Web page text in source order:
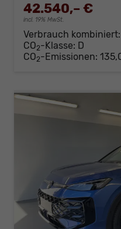
42.540,– €
incl. 19% MwSt.
Verbrauch kombiniert:
CO2-Klasse: D
CO2-Emissionen: